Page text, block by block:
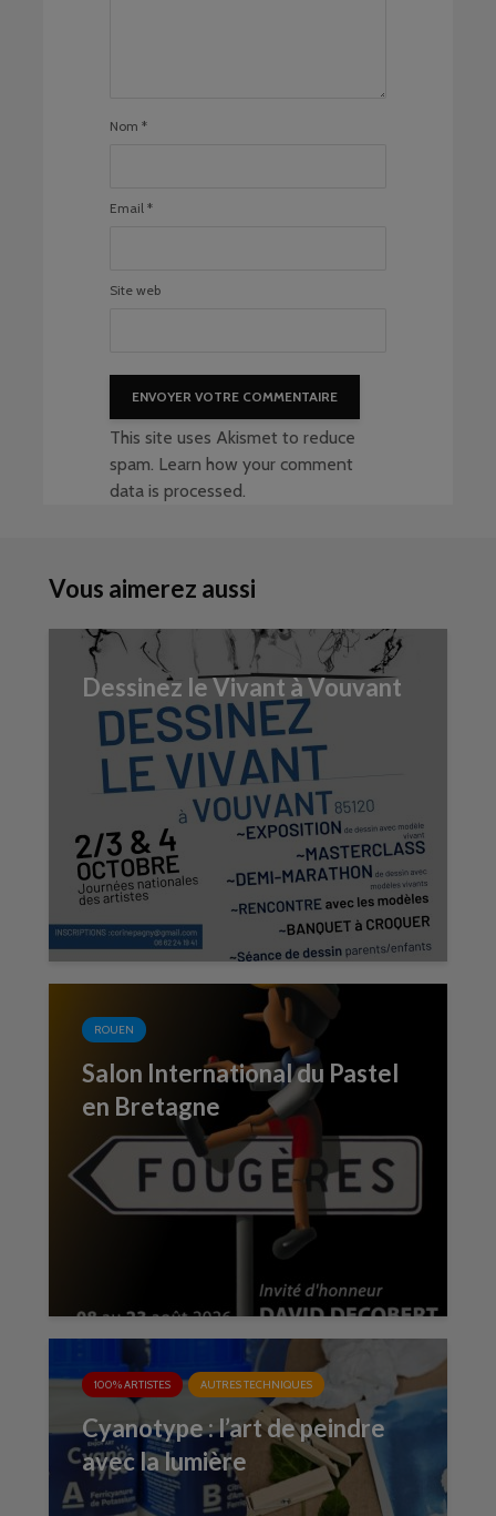
Nom *
Email *
Site web
This site uses Akismet to reduce
spam. Learn how your comment
data is processed.
Vous aimerez aussi
Dessinez le Vivant à Vouvant
ROUEN
Salon International du Pastel
en Bretagne
100% ARTISTES AUTRES TECHNIQUES
Cyanotype : l’art de peindre
avec la lumière